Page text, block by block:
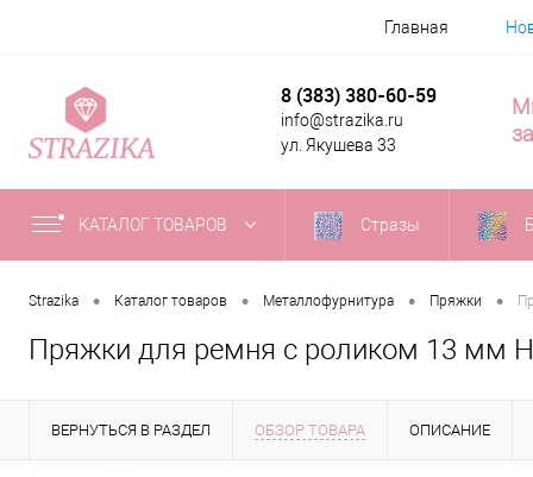
Главная
8 (383) 380-60-59
info@strazika.ru
ул. Якушева 33
КАТАЛОГ ТОВАРОВ Стразы
Strazika • Каталог товаров • Металлофурнитура • Пряжки •
Пряжки для ремня с роликом 13 мм
ВЕРНУТЬСЯ В РАЗДЕЛ ОБЗОР ТОВАРА ОПИСАНИЕ